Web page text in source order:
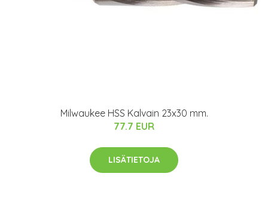
Milwaukee HSS Kalvain 23x30 mm.
77.7 EUR
LISÄTIETOJA